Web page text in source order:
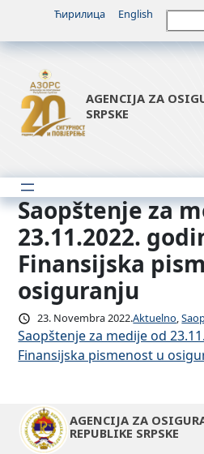
sadržaj
Ћирилица English
AGENCIJA ZA
SRPSKE
Saopštenje za
23.11.2022.
Finansijska
osiguranju
23. Novembra 2022.Aktuelno,
Saopštenje za medije od
Finansijska pismenost u
AGENCIJA ZA
REPUBLIKE SRPSKE